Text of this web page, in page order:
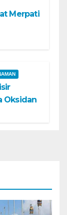
Merpati
Oksidan